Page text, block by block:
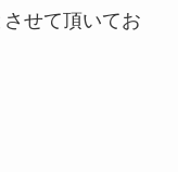
せて頂いてお